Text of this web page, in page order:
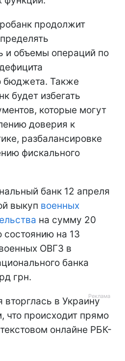
продолжит
и объемы операций по
бюджета. Также
будет избегать
которые могут
доверия к
разбалансировке
фискального
банк 12 апреля
выкуп военных
на сумму 20
состоянию на 13
ОВГЗ в
банка
грн.
в Украину
что происходит прямо
онлайне РБК-